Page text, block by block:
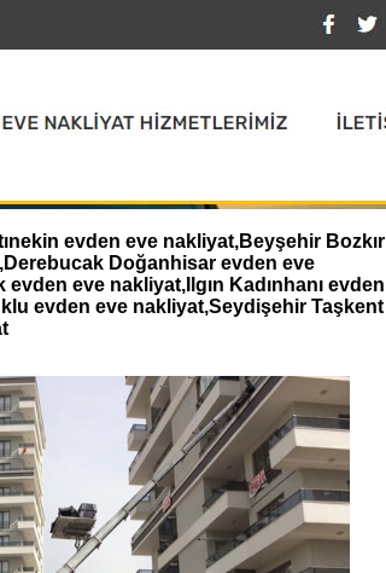
evden eve nakliyat,Beyşehir Bozkır
Doğanhisar evden eve
eve nakliyat,Ilgın Kadınhanı evden
evden eve nakliyat,Seydişehir Taşkent